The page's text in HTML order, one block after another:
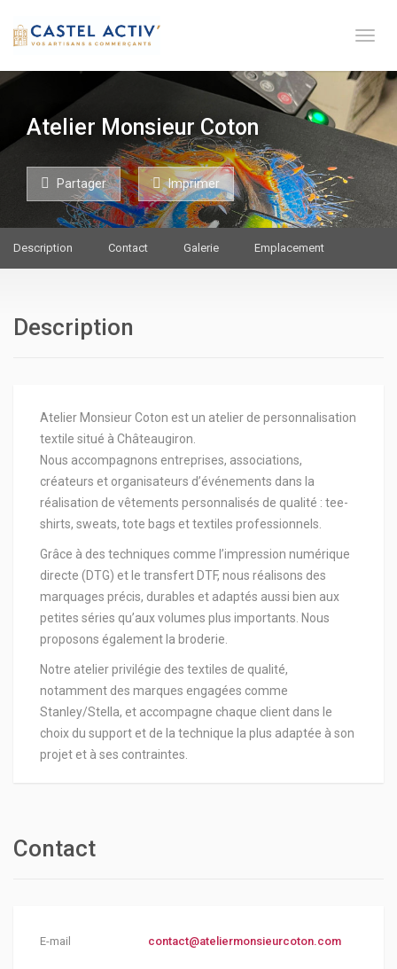
Toge
Atelier Monsieur Coton
Partager Imprimer
Description Contact Galerie Emplacement
Description
Atelier Monsieur Coton est un atelier de personnalisation
textile situé à Châteaugiron.
Nous accompagnons entreprises, associations,
créateurs et organisateurs d’événements dans la
réalisation de vêtements personnalisés de qualité : tee-
shirts, sweats, tote bags et textiles professionnels.
Grâce à des techniques comme l’impression numérique
directe (DTG) et le transfert DTF, nous réalisons des
marquages précis, durables et adaptés aussi bien aux
petites séries qu’aux volumes plus importants. Nous
proposons également la broderie.
Notre atelier privilégie des textiles de qualité,
notamment des marques engagées comme
Stanley/Stella, et accompagne chaque client dans le
choix du support et de la technique la plus adaptée à son
projet et à ses contraintes.
Contact
E-mail contact@ateliermonsieurcoton.com